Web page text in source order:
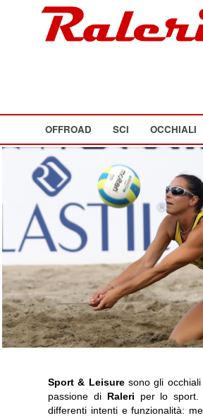
OFFROAD SCI OCCHIALI
Sport & Leisuresono gli occhiali
passione di Raleri per lo sport.
differenti intenti e funzionalità: